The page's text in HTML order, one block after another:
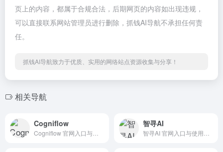
页上的内容，都属于合规合法，后期网页的内容如出现违规，
可以直接联系网站管理员进行删除，抓钱AI导航不承担任何责
任。
抓钱AI导航致力于优质、实用的网络站点资源收集与分享！
相关导航
Cogniflow 智寻AI